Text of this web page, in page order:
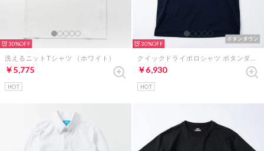
30%
洗えるニットTシャツ （ホワイト）
￥5,775
HOT
30%
￥6,930
HOT